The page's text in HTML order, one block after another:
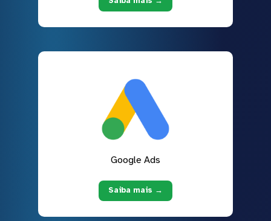
Google Ads
Saiba mais →